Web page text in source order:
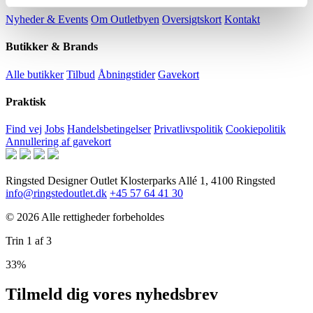
Nyheder & Events Om Outletbyen Oversigtskort Kontakt
Butikker & Brands
Alle butikker Tilbud Åbningstider Gavekort
Praktisk
Find vej Jobs Handelsbetingelser Privatlivspolitik Cookiepolitik
Annullering af gavekort
Ringsted Designer Outlet Klosterparks Allé 1, 4100 Ringsted
info@ringstedoutlet.dk +45 57 64 41 30
© 2026 Alle rettigheder forbeholdes
Trin 1 af3
33%
Tilmeld dig vores nyhedsbrev